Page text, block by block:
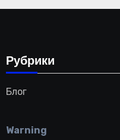
Рубрики
Блог
Warning